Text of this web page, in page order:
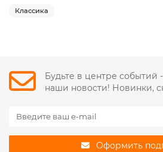
Классика
Будьте в центре событий
наши новости! Новинки,
Оформить